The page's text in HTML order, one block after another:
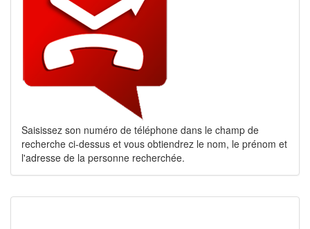
Saisissez son numéro de téléphone dans le champ de
recherche ci-dessus et vous obtiendrez le nom, le prénom et
l'adresse de la personne recherchée.